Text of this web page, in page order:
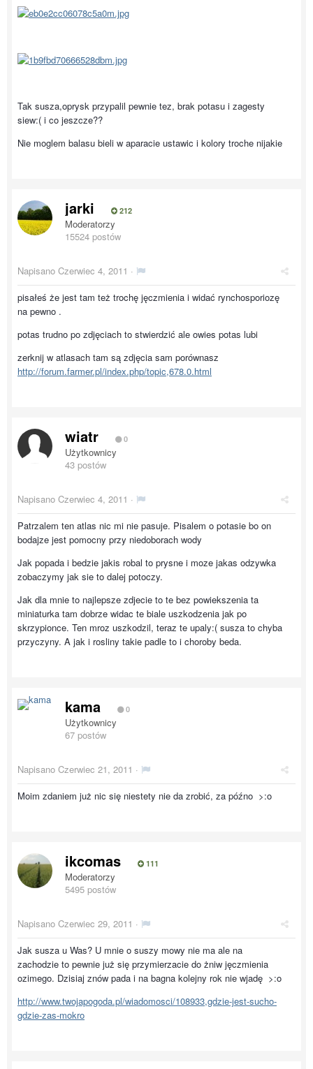
Tak susza,oprysk przypalil pewnie tez, brak potasu i zagesty
siew:( i co jeszcze??
Nie moglem balasu bieli w aparacie ustawic i kolory troche nijakie
jarki 212
Moderatorzy
15524 postów
Napisano Czerwiec 4, 2011 ·
pisałeś że jest tam też trochę jęczmienia i widać rynchosporiozę
na pewno .
potas trudno po zdjęciach to stwierdzić ale owies potas lubi
zerknij w atlasach tam są zdjęcia sam porównasz
http://forum.farmer.pl/index.php/topic,678.0.html
wiatr 0
Użytkownicy
43 postów
Napisano Czerwiec 4, 2011 ·
Patrzalem ten atlas nic mi nie pasuje. Pisalem o potasie bo on
bodajze jest pomocny przy niedoborach wody
Jak popada i bedzie jakis robal to prysne i moze jakas odzywka
zobaczymy jak sie to dalej potoczy.
Jak dla mnie to najlepsze zdjecie to te bez powiekszenia ta
miniaturka tam dobrze widac te biale uszkodzenia jak po
skrzypionce. Ten mroz uszkodzil, teraz te upaly:( susza to chyba
przyczyny. A jak i rosliny takie padle to i choroby beda.
kama 0
Użytkownicy
67 postów
Napisano Czerwiec 21, 2011 ·
Moim zdaniem już nic się niestety nie da zrobić, za późno >:o
ikcomas 111
Moderatorzy
5495 postów
Napisano Czerwiec 29, 2011 ·
Jak susza u Was? U mnie o suszy mowy nie ma ale na
zachodzie to pewnie już się przymierzacie do żniw jęczmienia
ozimego. Dzisiaj znów pada i na bagna kolejny rok nie wjadę >:o
http://www.twojapogoda.pl/wiadomosci/108933,gdzie-jest-sucho-
gdzie-zas-mokro